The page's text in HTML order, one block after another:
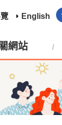
English
網站